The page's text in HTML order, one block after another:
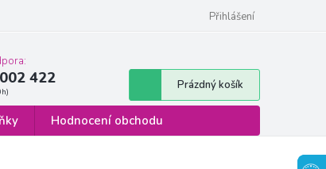
Formulář pro odstoupení od smlouvy
Přihlášení
422
Nákupní
košík
Prázdný košík
Hodnocení obchodu